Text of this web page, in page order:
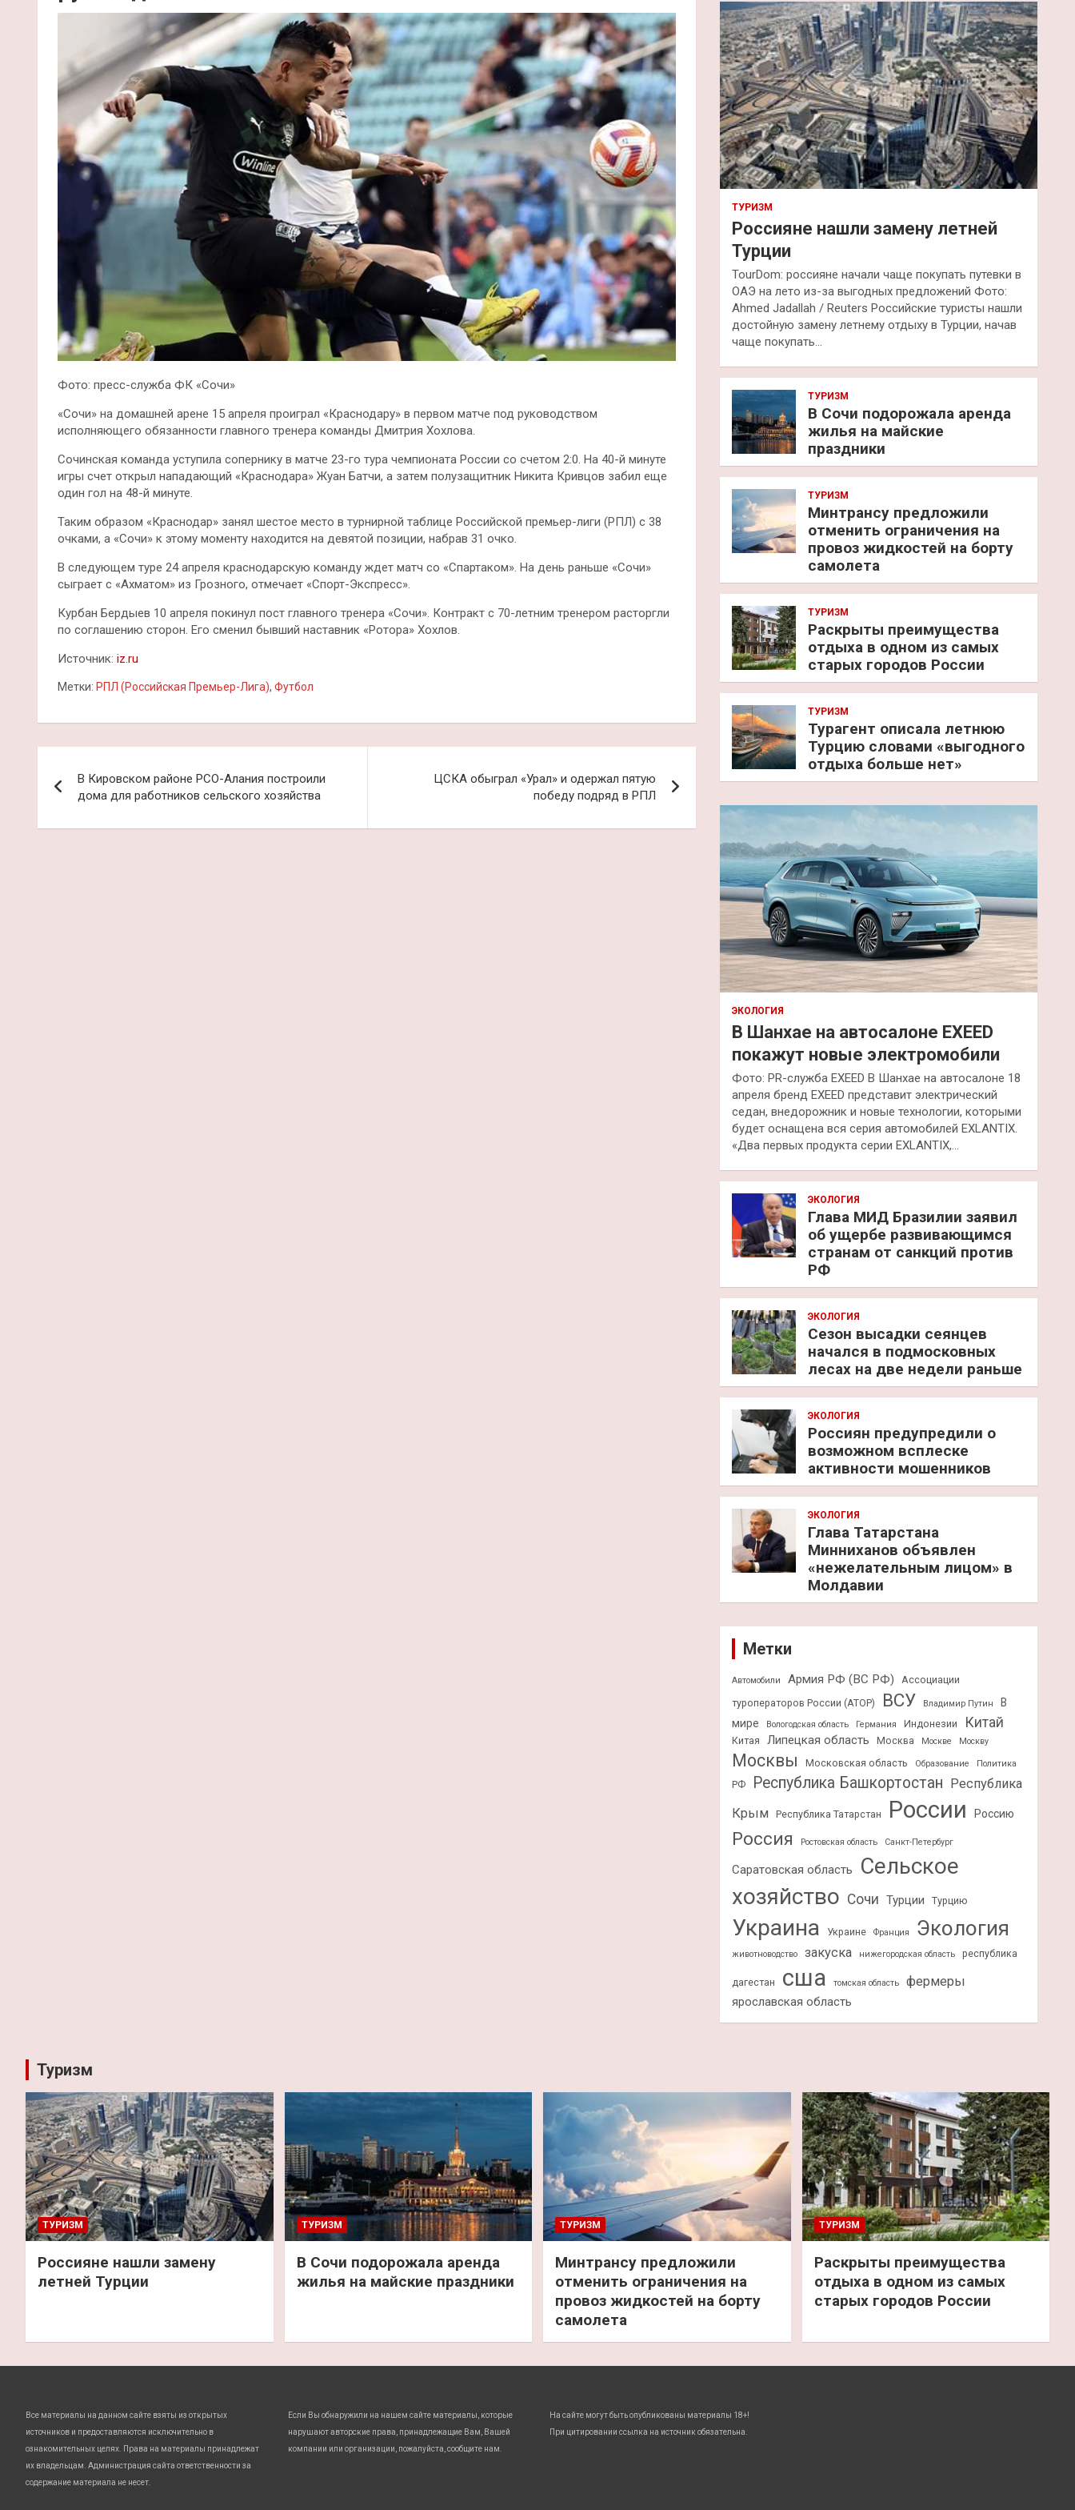
Фото: пресс-служба ФК «Сочи»
«Сочи» на домашней арене 15 апреля проиграл «Краснодару» в первом матче под руководством
исполняющего обязанности главного тренера команды Дмитрия Хохлова.
Сочинская команда уступила сопернику в матче 23-го тура чемпионата России со счетом 2:0. На 40-й минуте
игры счет открыл нападающий «Краснодара» Жуан Батчи, а затем полузащитник Никита Кривцов забил еще
один гол на 48-й минуте.
Таким образом «Краснодар» занял шестое место в турнирной таблице Российской премьер-лиги (РПЛ) с 38
очками, а «Сочи» к этому моменту находится на девятой позиции, набрав 31 очко.
В следующем туре 24 апреля краснодарскую команду ждет матч со «Спартаком». На день раньше «Сочи»
сыграет с «Ахматом» из Грозного, отмечает «Спорт-Экспресс».
Курбан Бердыев 10 апреля покинул пост главного тренера «Сочи». Контракт с 70-летним тренером расторгли
по соглашению сторон. Его сменил бывший наставник «Ротора» Хохлов.
Источник: iz.ru
Метки: РПЛ (Российская Премьер-Лига), Футбол
по
записям
В Кировском районе РСО-Алания построили
дома для работников сельского хозяйства
ЦСКА обыграл «Урал» и одержал пятую
победу подряд в РПЛ
к
ТУРИЗМ
Россияне нашли замену летней
Турции
TourDom: россияне начали чаще покупать путевки в
ОАЭ на лето из-за выгодных предложений Фото:
Ahmed Jadallah / Reuters Российские туристы нашли
достойную замену летнему отдыху в Турции, начав
чаще покупать…
ТУРИЗМ
В Сочи подорожала аренда
жилья на майские
праздники
ТУРИЗМ
Минтрансу предложили
отменить ограничения на
провоз жидкостей на борту
самолета
ТУРИЗМ
Раскрыты преимущества
отдыха в одном из самых
старых городов России
ТУРИЗМ
Турагент описала летнюю
Турцию словами «выгодного
отдыха больше нет»
ЭКОЛОГИЯ
В Шанхае на автосалоне EXEED
покажут новые электромобили
Фото: PR-служба EXEED В Шанхае на автосалоне 18
апреля бренд EXEED представит электрический
седан, внедорожник и новые технологии, которыми
будет оснащена вся серия автомобилей EXLANTIX.
«Два первых продукта серии EXLANTIX,…
ЭКОЛОГИЯ
Глава МИД Бразилии заявил
об ущербе развивающимся
странам от санкций против
РФ
ЭКОЛОГИЯ
Сезон высадки сеянцев
начался в подмосковных
лесах на две недели раньше
ЭКОЛОГИЯ
Россиян предупредили о
возможном всплеске
активности мошенников
ЭКОЛОГИЯ
Глава Татарстана
Минниханов объявлен
«нежелательным лицом» в
Молдавии
Метки
Автомобили Армия РФ (ВС РФ)
Ассоциации
туроператоров России (АТОР)
ВСУ Владимир Путин
В
мире
Вологодская область Германия Индонезии Китай
Китая Липецкая область Москва Москве Москву
Москвы Московская область Образование Политика
РФ Республика Башкортостан Республика
Крым
Республика Татарстан России Россию
Россия Ростовская область Санкт-Петербург
Саратовская область
Сельское
хозяйство Сочи Турции Турцию
Украина Украине Франция Экология
животноводство закуска нижегородская область республика
дагестан сша томская область фермеры
ярославская область
Туризм
ТУРИЗМ
Россияне нашли замену
летней Турции
ТУРИЗМ
В Сочи подорожала аренда
жилья на майские праздники
ТУРИЗМ
Минтрансу предложили
отменить ограничения на
провоз жидкостей на борту
самолета
ТУРИЗМ
Раскрыты преимущества
отдыха в одном из самых
старых городов России
Все материалы на данном сайте взяты из открытых
источников и предоставляются исключительно в
ознакомительных целях. Права на материалы принадлежат
их владельцам. Администрация сайта ответственности за
содержание материала не несет.
Если Вы обнаружили на нашем сайте материалы, которые
нарушают авторские права, принадлежащие Вам, Вашей
компании или организации, пожалуйста, сообщите нам.
На сайте могут быть опубликованы материалы 18+!
При цитировании ссылка на источник обязательна.